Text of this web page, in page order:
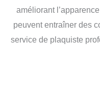
améliorant
peuvent entraîner des
service de plaquiste